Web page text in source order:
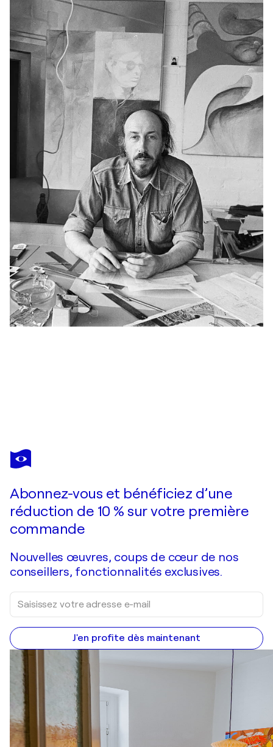
RICHARD HAMILTON
T.I.T
Abonnez-vous et bénéficiez d’une
réduction de 10 % sur votre première
commande
Nouvelles œuvres, coups de cœur de nos
conseillers, fonctionnalités exclusives.
J'en profite dès maintenant